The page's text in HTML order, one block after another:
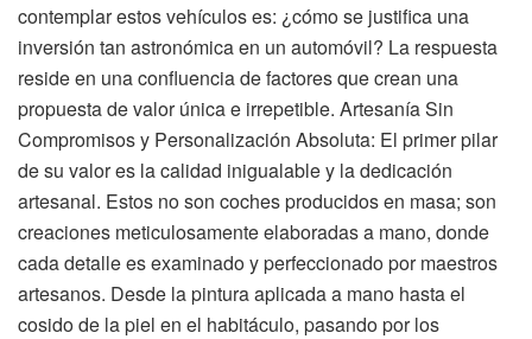
contemplar estos vehículos es: ¿cómo se justifica una
inversión tan astronómica en un automóvil? La respuesta
reside en una confluencia de factores que crean una
propuesta de valor única e irrepetible. Artesanía Sin
Compromisos y Personalización Absoluta: El primer pilar
de su valor es la calidad inigualable y la dedicación
artesanal. Estos no son coches producidos en masa; son
creaciones meticulosamente elaboradas a mano, donde
cada detalle es examinado y perfeccionado por maestros
artesanos. Desde la pintura aplicada a mano hasta el
cosido de la piel en el habitáculo, pasando por los